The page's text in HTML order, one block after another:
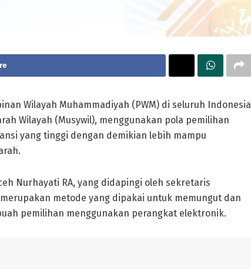
Wilayah Muhammadiyah (PWM) di seluruh Indonesia
Wilayah (Musywil), menggunakan pola pemilihan
yang tinggi dengan demikian lebih mampu
Nurhayati RA, yang didapingi oleh sekretaris
metode yang dipakai untuk memungut dan
pemilihan menggunakan perangkat elektronik.